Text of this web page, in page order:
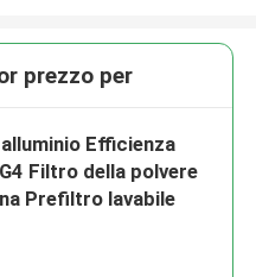
prezzo per
Efficienza
Filtro della polvere
Prefiltro lavabile